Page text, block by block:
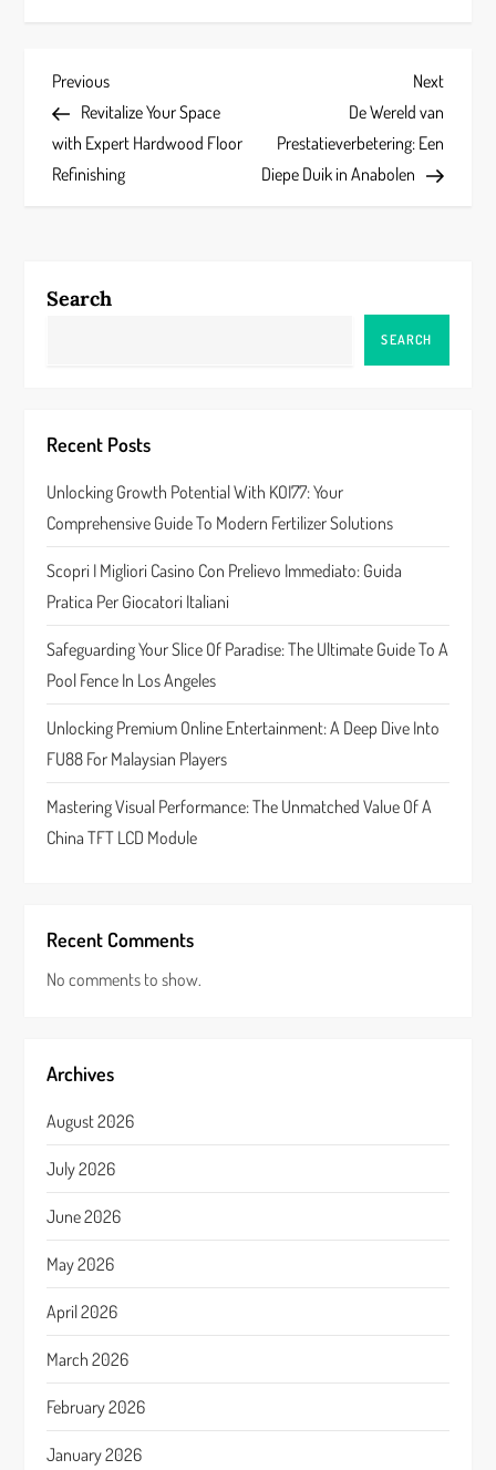
P
o
s
n
i
g
a
t
i
o
n
Previous
Post
Previous
Revitalize Your Space
with Expert Hardwood Floor
Refinishing
Next
Post
Next
De Wereld van
Prestatieverbetering: Een
Diepe Duik in Anabolen
Search
SEARCH
Recent Posts
Unlocking Growth Potential With KOI77: Your
Comprehensive Guide To Modern Fertilizer Solutions
Scopri I Migliori Casino Con Prelievo Immediato: Guida
Pratica Per Giocatori Italiani
Safeguarding Your Slice Of Paradise: The Ultimate Guide To A
Pool Fence In Los Angeles
Unlocking Premium Online Entertainment: A Deep Dive Into
FU88 For Malaysian Players
Mastering Visual Performance: The Unmatched Value Of A
China TFT LCD Module
Recent Comments
No comments to show.
Archives
August 2026
July 2026
June 2026
May 2026
April 2026
March 2026
February 2026
January 2026